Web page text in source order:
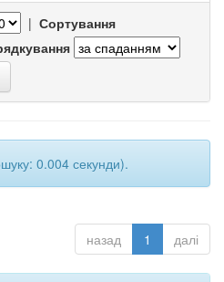
| Сортування
0.004 секунди).
назад 1 далі